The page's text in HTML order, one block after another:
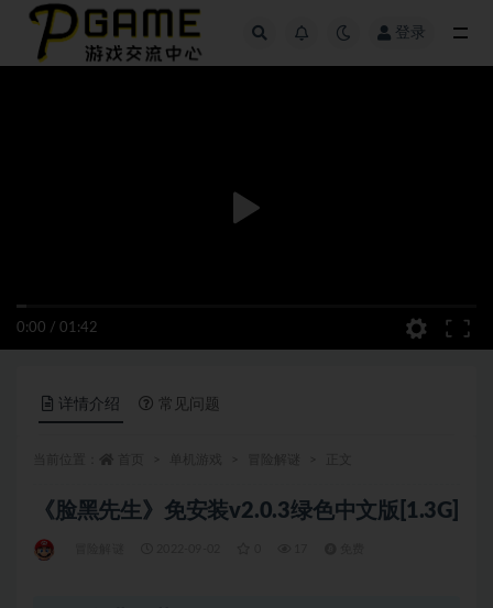
登录
0:00 / 01:42
详情介绍 常见问题
《脸黑先生》免安装v2.0.3绿色中文版[1.3G]
全部